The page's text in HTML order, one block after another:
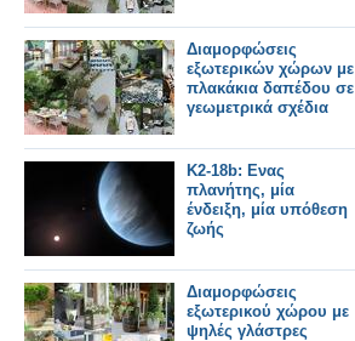
Διαμορφώσεις
εξωτερικών χώρων με
πλακάκια δαπέδου σε
γεωμετρικά σχέδια
K2-18b: Ενας
πλανήτης, μία
ένδειξη, μία υπόθεση
ζωής
Διαμορφώσεις
εξωτερικού χώρου με
ψηλές γλάστρες